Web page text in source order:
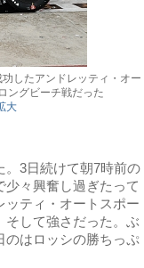
したアンドレッティ・オー
ングビーチ戦だった
大
3日続けて朝7時前の
々興奮し過ぎたって
ッティ・オートスポー
そして強さだった。ぶ
のはロッシの勝ちっぷ